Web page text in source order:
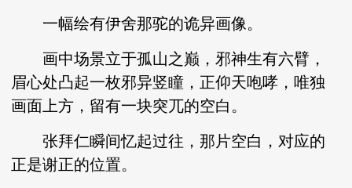
一幅绘有伊舍那驼的诡异画像。
画中场景立于孤山之巅，邪神生有六臂，
眉心处凸起一枚邪异竖瞳，正仰天咆哮，唯独
画面上方，留有一块突兀的空白。
张拜仁瞬间忆起过往，那片空白，对应的
正是谢正的位置。